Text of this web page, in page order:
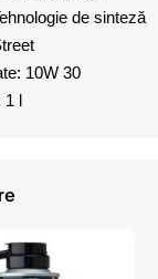
de sinteză
10W 30
1 l